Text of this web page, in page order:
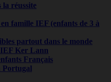
réussite
famille IEF (enfants de 3 à
partout dans le monde
Ker Lann
Français
Portugal